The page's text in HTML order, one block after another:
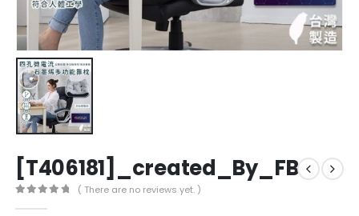
[T406181]_created_By_FB
( There are no reviews yet. )